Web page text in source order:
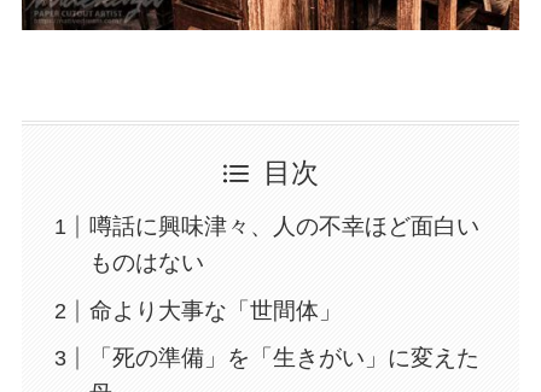
目次
噂話に興味津々、人の不幸ほど面白い
ものはない
命より大事な「世間体」
「死の準備」を「生きがい」に変えた